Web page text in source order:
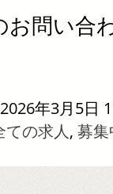
お問い合
年3月5日
ての求人, 募